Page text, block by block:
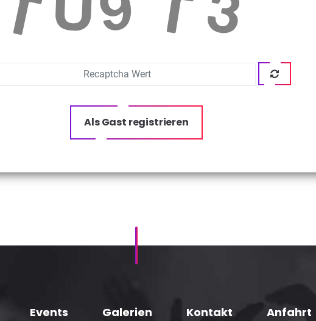
Als Gast registrieren
Events Galerien Kontakt Anfahrt